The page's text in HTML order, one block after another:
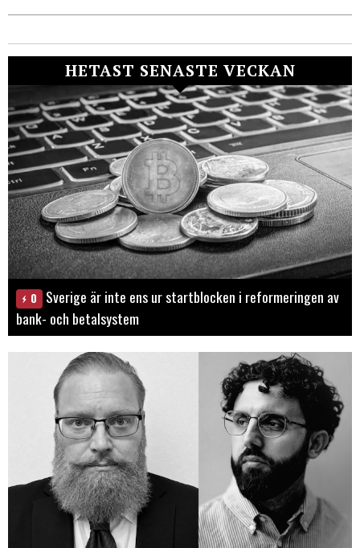
HETAST SENASTE VECKAN
0
Sverige är inte ens ur startblocken i reformeringen av
bank- och betalsystem